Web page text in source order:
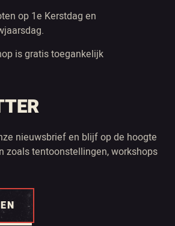
op 1e Kerstdag en
is gratis toegankelijk
nieuwsbrief en blijf op de hoogte
zoals tentoonstellingen, workshops